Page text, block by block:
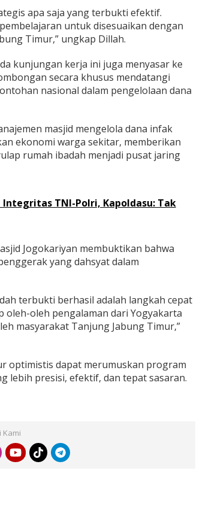
apa saja yang terbukti efektif.
untuk disesuaikan dengan
Timur,” ungkap Dillah.
kunjungan kerja ini juga menyasar ke
secara khusus mendatangi
nasional dalam pengelolaan dana
masjid mengelola dana infak
ekonomi warga sekitar, memberikan
rumah ibadah menjadi pusat jaring
TNI-Polri, Kapoldasu: Tak
Jogokariyan membuktikan bahwa
yang dahsyat dalam
terbukti berhasil adalah langkah cepat
oleh-oleh pengalaman dari Yogyakarta
masyarakat Tanjung Jabung Timur,”
optimistis dapat merumuskan program
lebih presisi, efektif, dan tepat sasaran.
Kami